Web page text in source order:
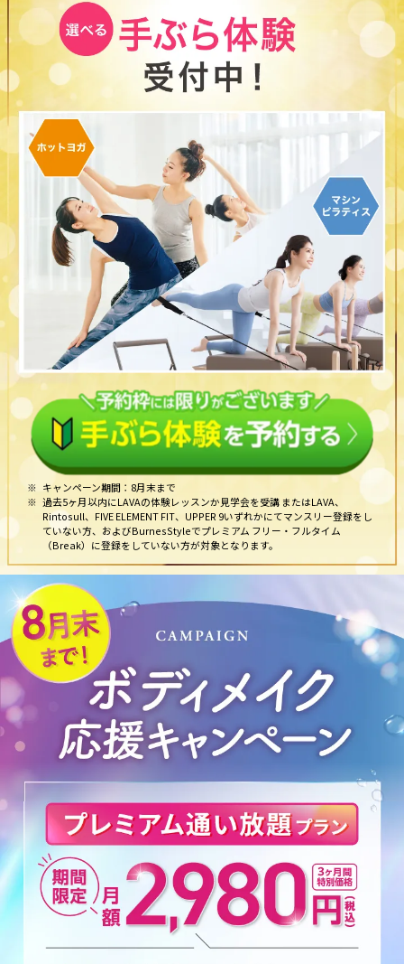
※ キャンペーン期間：8月末まで
※ 過去5ヶ月以内にLAVAの体験レッスンか見学会を受講 またはLAVA、
Rintosull、FIVE ELEMENT FIT、UPPER 9いずれかにてマンスリー登録をし
ていない方、およびBurnesStyleでプレミアム フリー・フルタイム
（Break）に登録をしていない方が対象となります。